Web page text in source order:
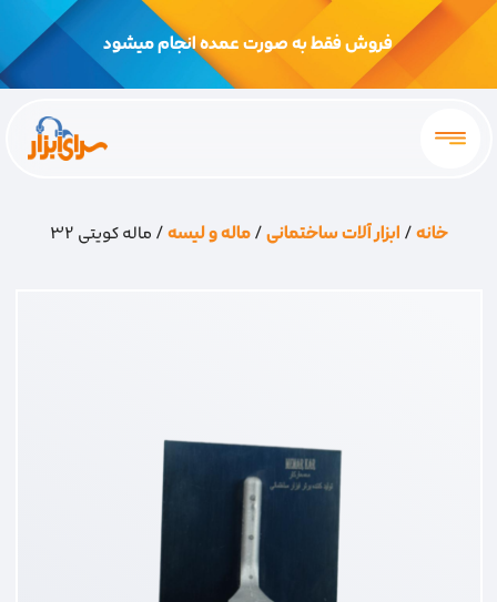
فروش فقط به صورت عمده انجام میشود
خانه/ابزار آلات ساختمانی/ماله و لیسه/ ماله کویتی 32